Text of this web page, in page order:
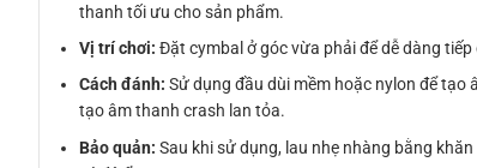
thanh tối ưu cho sản phẩm.
Vị trí chơi: Đặt cymbal ở góc vừa phải để dễ dàng
Cách đánh: Sử dụng đầu dùi mềm hoặc nylon để
tạo âm thanh crash lan tỏa.
Bảo quản: Sau khi sử dụng, lau nhẹ nhàng bằng